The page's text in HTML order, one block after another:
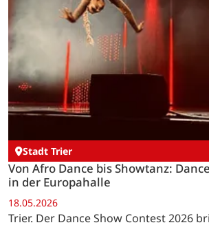
Stadt Trier
Von Afro Dance bis Showtanz:
in der Europahalle
18.05.2026
Trier. Der Dance Show Contest 2026